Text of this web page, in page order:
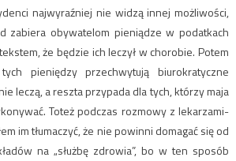
najwyraźniej nie widzą innej możliwości,
zabiera obywatelom pieniądze w podatkach
że będzie ich leczył w chorobie. Potem
pieniędzy przechwytują biurokratyczne
leczą, a reszta przypada dla tych, którzy maja
Toteż podczas rozmowy z lekarzami-
im tłumaczyć, że nie powinni domagać się od
na „służbę zdrowia”, bo w ten sposób